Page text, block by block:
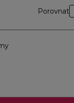
Porovnat